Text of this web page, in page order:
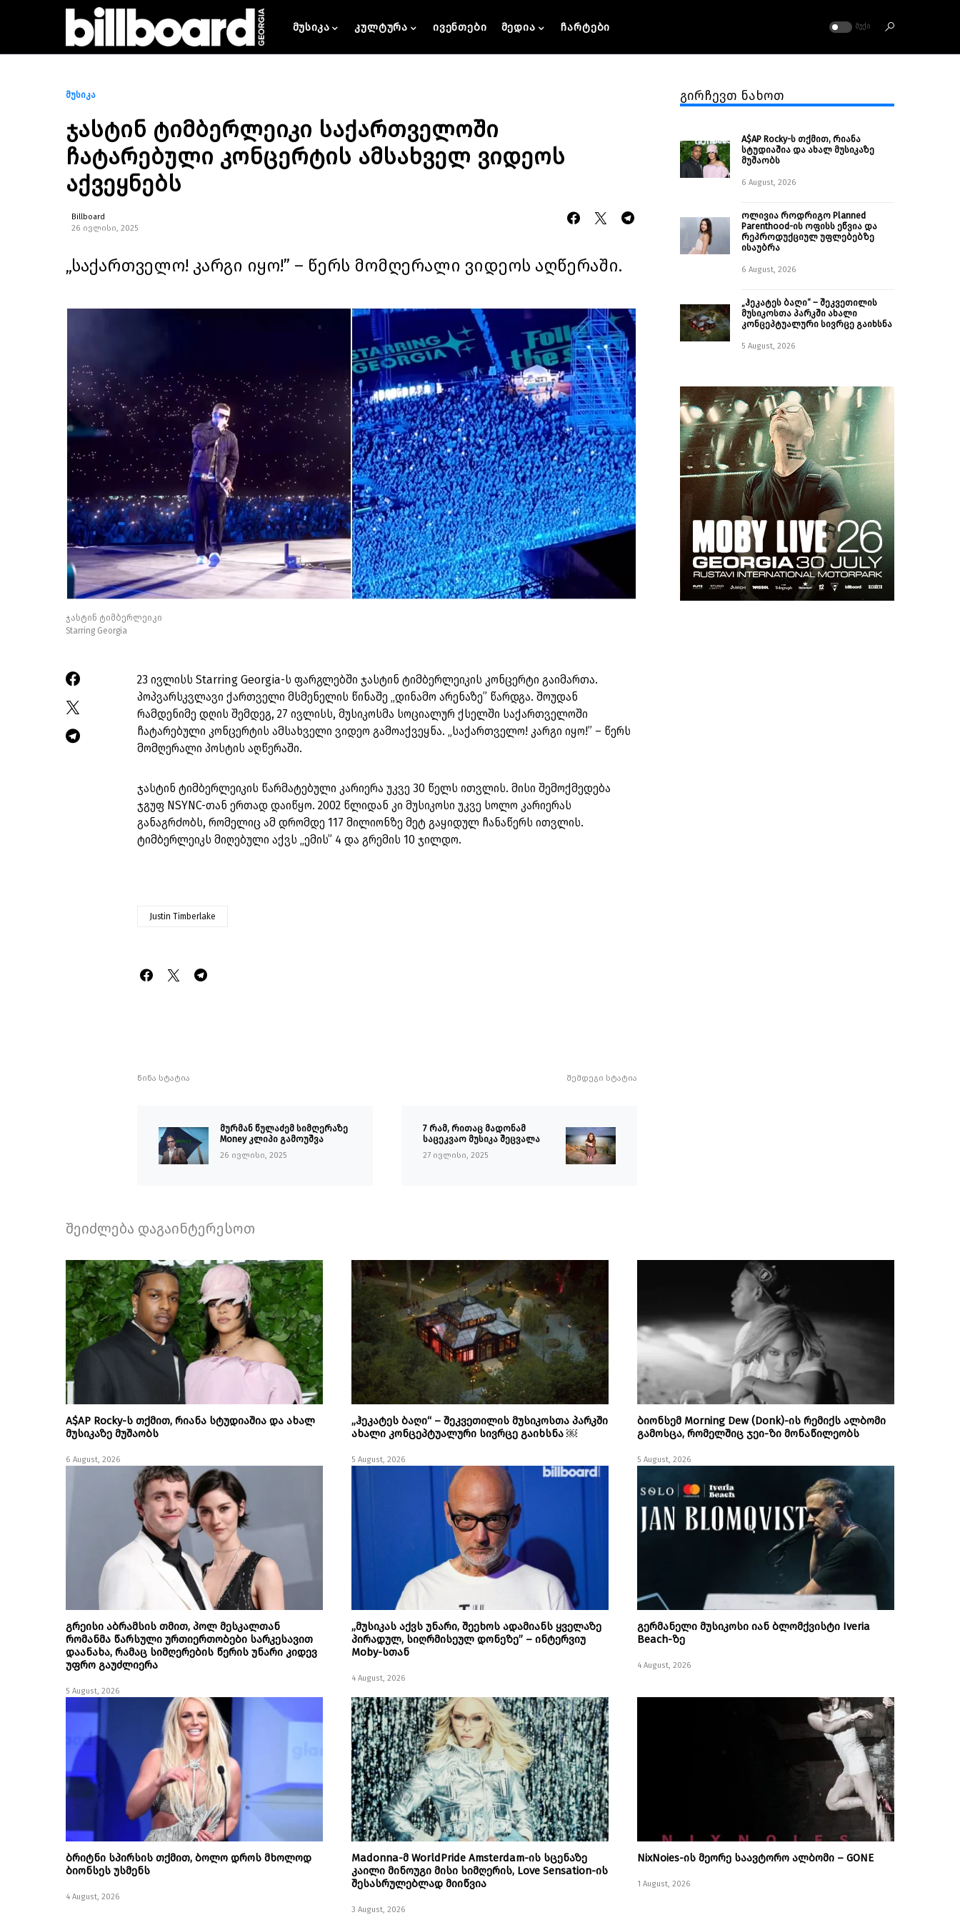
მუსიკა კულტურა ივენთები მედია ჩარტები ᲛᲣᲥᲘ
მუსიკა
ჯასტინ ტიმბერლეიკი საქართველოში
ჩატარებული კონცერტის ამსახველ ვიდეოს
აქვეყნებს
Billboard
26 ივლისი, 2025
„საქართველო! კარგი იყო!” – წერს მომღერალი ვიდეოს აღწერაში.
ჯასტინ ტიმბერლეიკი
Starring Georgia
23 ივლისს Starring Georgia-ს ფარგლებში ჯასტინ ტიმბერლეიკის კონცერტი გაიმართა.
პოპვარსკვლავი ქართველი მსმენელის წინაშე „დინამო არენაზე” წარდგა. შოუდან
რამდენიმე დღის შემდეგ, 27 ივლისს, მუსიკოსმა სოციალურ ქსელში საქართველოში
ჩატარებული კონცერტის ამსახველი ვიდეო გამოაქვეყნა. „საქართველო! კარგი იყო!” – წერს
მომღერალი პოსტის აღწერაში.
ჯასტინ ტიმბერლეიკის წარმატებული კარიერა უკვე 30 წელს ითვლის. მისი შემოქმედება
ჯგუფ NSYNC-თან ერთად დაიწყო. 2002 წლიდან კი მუსიკოსი უკვე სოლო კარიერას
განაგრძობს, რომელიც ამ დრომდე 117 მილიონზე მეტ გაყიდულ ჩანაწერს ითვლის.
ტიმბერლეიკს მიღებული აქვს „ემის” 4 და გრემის 10 ჯილდო.
Justin Timberlake
წინა სტატია
მურმან წულაძემ სიმღერაზე
Money კლიპი გამოუშვა
26 ივლისი, 2025
შემდეგი სტატია
7 რამ, რითაც მადონამ
საცეკვაო მუსიკა შეცვალა
27 ივლისი, 2025
გირჩევთ ნახოთ
A$AP Rocky-ს თქმით, რიანა
სტუდიაშია და ახალ მუსიკაზე
მუშაობს
6 August, 2026
ოლივია როდრიგო Planned
Parenthood-ის ოფისს ეწვია და
რეპროდუქციულ უფლებებზე
ისაუბრა
6 August, 2026
„ჰეკატეს ბაღი“ – შეკვეთილის
მუსიკოსთა პარკში ახალი
კონცეპტუალური სივრცე გაიხსნა ￼
5 August, 2026
შეიძლება დაგაინტერესოთ
A$AP Rocky-ს თქმით, რიანა სტუდიაშია და ახალ
მუსიკაზე მუშაობს
6 August, 2026
„ჰეკატეს ბაღი“ – შეკვეთილის მუსიკოსთა პარკში
ახალი კონცეპტუალური სივრცე გაიხსნა ￼
5 August, 2026
ბიონსემ Morning Dew (Donk)-ის რემიქს ალბომი
გამოსცა, რომელშიც ჯეი-ზი მონაწილეობს
5 August, 2026
გრეისი აბრამსის თმით, პოლ მესკალთან
რომანმა წარსული ურთიერთობები სარკესავით
დაანახა, რამაც სიმღერების წერის უნარი კიდევ
უფრო გაუძლიერა
5 August, 2026
„მუსიკას აქვს უნარი, შეეხოს ადამიანს ყველაზე
პირადულ, სიღრმისეულ დონეზე” – ინტერვიუ
Moby-სთან
4 August, 2026
გერმანელი მუსიკოსი იან ბლომქვისტი Iveria
Beach-ზე
4 August, 2026
ბრიტნი სპირსის თქმით, ბოლო დროს მხოლოდ
ბიონსეს უსმენს
4 August, 2026
Madonna-მ WorldPride Amsterdam-ის სცენაზე
კაილი მინოუგი მისი სიმღერის, Love Sensation-ის
შესასრულებლად მიიწვია
3 August, 2026
NixNoies-ის მეორე საავტორო ალბომი – GONE
1 August, 2026